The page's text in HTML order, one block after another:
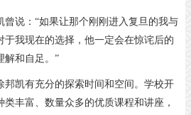
说： “如果让那个刚刚进入复旦的我与
于我现在的选择，他一定会在惊诧后的
解和自足。”
邦凯有充分的探索时间和空间。学校开
丰富、数量众多的优质课程和讲座，